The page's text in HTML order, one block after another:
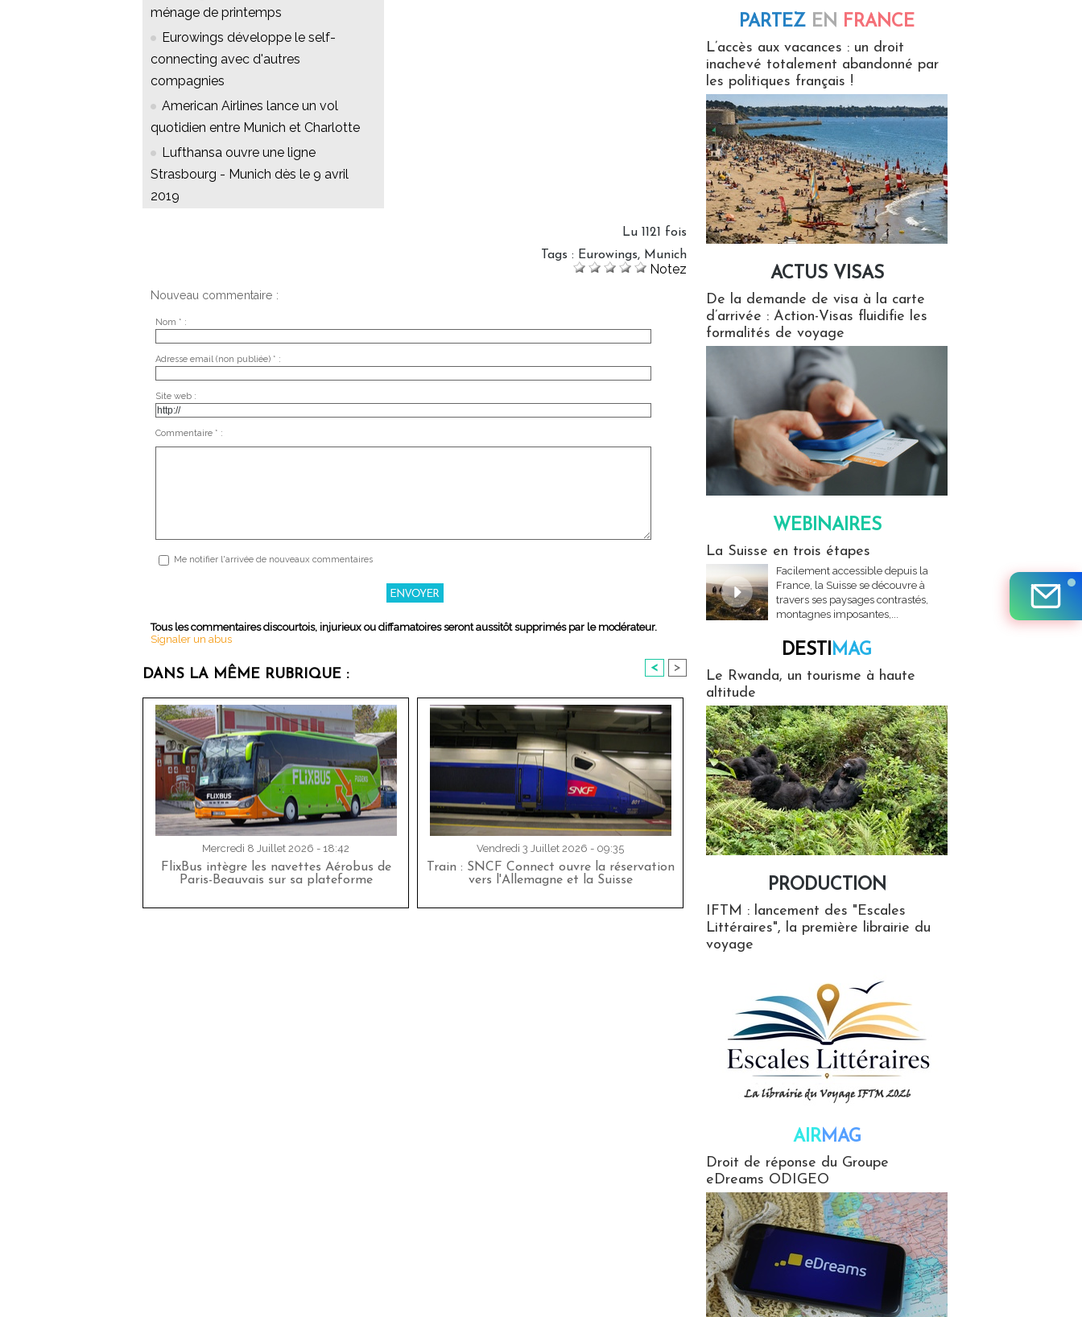
ménage de printemps
Eurowings développe le self-
connecting avec d'autres
compagnies
American Airlines lance un vol
quotidien entre Munich et Charlotte
Lufthansa ouvre une ligne
Strasbourg - Munich dès le 9 avril
2019
Lu 1121 fois
Tags : Eurowings, Munich
Notez
Nouveau commentaire :
Nom * :
Adresse email (non publiée) * :
Site web :
Commentaire * :
Me notifier l'arrivée de nouveaux commentaires
Tous les commentaires discourtois, injurieux ou diffamatoires seront aussitôt supprimés par le modérateur.
Signaler un abus
DANS LA MÊME RUBRIQUE : < >
Mercredi 8 Juillet 2026 - 18:42
FlixBus intègre les navettes Aérobus de
Paris-Beauvais sur sa plateforme
Vendredi 3 Juillet 2026 - 09:35
Train : SNCF Connect ouvre la réservation
vers l'Allemagne et la Suisse
PARTEZ EN FRANCE
L’accès aux vacances : un droit
inachevé totalement abandonné par
les politiques français !
ACTUS VISAS
De la demande de visa à la carte
d’arrivée : Action-Visas fluidifie les
formalités de voyage
WEBINAIRES
La Suisse en trois étapes
Facilement accessible depuis la
France, la Suisse se découvre à
travers ses paysages contrastés,
montagnes imposantes,...
DESTIMAG
Le Rwanda, un tourisme à haute
altitude
PRODUCTION
IFTM : lancement des "Escales
Littéraires", la première librairie du
voyage
AIRMAG
Droit de réponse du Groupe
eDreams ODIGEO